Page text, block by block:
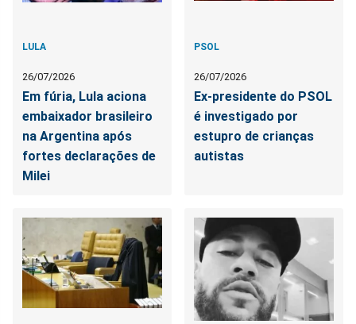
LULA
26/07/2026
Em fúria, Lula aciona
embaixador brasileiro
na Argentina após
fortes declarações de
Milei
PSOL
26/07/2026
Ex-presidente do PSOL
é investigado por
estupro de crianças
autistas